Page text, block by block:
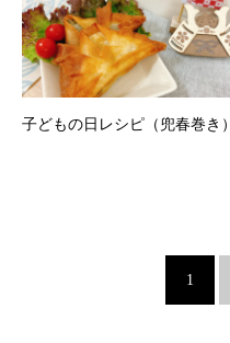
子どもの日レシピ（兜春巻き）
1